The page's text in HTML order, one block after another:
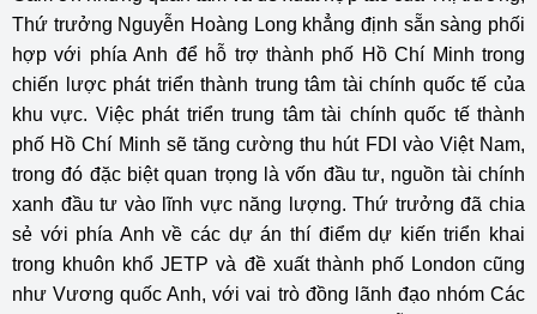
Thứ trưởng Nguyễn Hoàng Long khẳng định sẵn sàng phối
hợp với phía Anh để hỗ trợ thành phố Hồ Chí Minh trong
chiến lược phát triển thành trung tâm tài chính quốc tế của
khu vực. Việc phát triển trung tâm tài chính quốc tế thành
phố Hồ Chí Minh sẽ tăng cường thu hút FDI vào Việt Nam,
trong đó đặc biệt quan trọng là vốn đầu tư, nguồn tài chính
xanh đầu tư vào lĩnh vực năng lượng. Thứ trưởng đã chia
sẻ với phía Anh về các dự án thí điểm dự kiến triển khai
trong khuôn khổ JETP và đề xuất thành phố London cũng
như Vương quốc Anh, với vai trò đồng lãnh đạo nhóm Các